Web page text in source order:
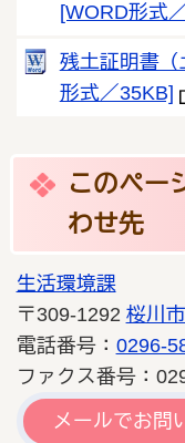
[WORD形式
残土証明書
形式／35KB]
このペー
わせ先
生活環境課
〒309-1292 桜川
電話番号： 0296-
ファクス番号：
メールでお問